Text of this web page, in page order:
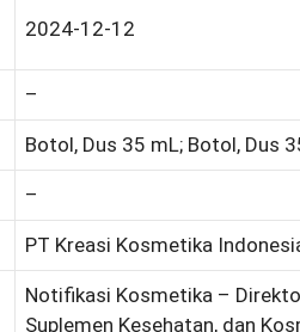
2024-12-12
–
Botol, Dus 35 mL; Botol, Dus
–
PT Kreasi Kosmetika
Notifikasi Kosmetika –
Suplemen Kesehatan, dan